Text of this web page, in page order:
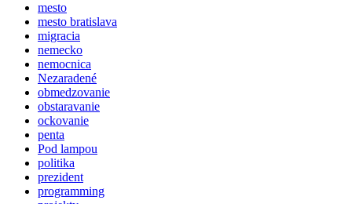
mesto
mesto bratislava
migracia
nemecko
nemocnica
Nezaradené
obmedzovanie
obstaravanie
ockovanie
penta
Pod lampou
politika
prezident
programming